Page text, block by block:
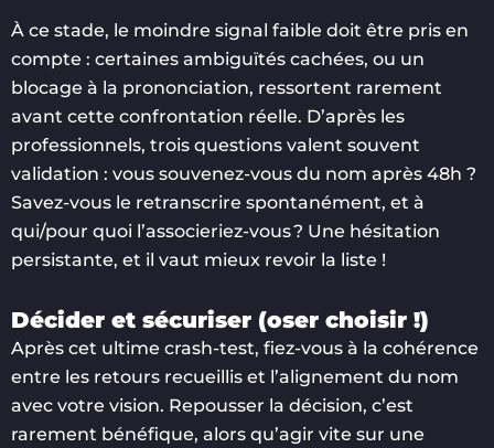
À ce stade, le moindre signal faible doit être pris en
compte : certaines ambiguïtés cachées, ou un
blocage à la prononciation, ressortent rarement
avant cette confrontation réelle. D’après les
professionnels, trois questions valent souvent
validation : vous souvenez-vous du nom après 48h ?
Savez-vous le retranscrire spontanément, et à
qui/pour quoi l’associeriez-vous ? Une hésitation
persistante, et il vaut mieux revoir la liste !
Décider et sécuriser (oser choisir !)
Après cet ultime crash-test, fiez-vous à la cohérence
entre les retours recueillis et l’alignement du nom
avec votre vision. Repousser la décision, c’est
rarement bénéfique, alors qu’agir vite sur une